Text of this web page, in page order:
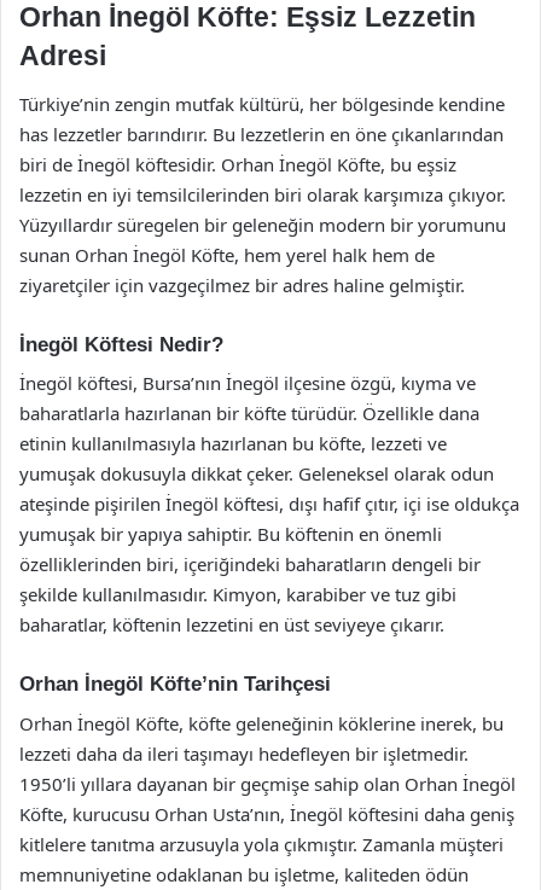
Orhan İnegöl Köfte: Eşsiz Lezzetin
Adresi
Türkiye’nin zengin mutfak kültürü, her bölgesinde kendine
has lezzetler barındırır. Bu lezzetlerin en öne çıkanlarından
biri de İnegöl köftesidir. Orhan İnegöl Köfte, bu eşsiz
lezzetin en iyi temsilcilerinden biri olarak karşımıza çıkıyor.
Yüzyıllardır süregelen bir geleneğin modern bir yorumunu
sunan Orhan İnegöl Köfte, hem yerel halk hem de
ziyaretçiler için vazgeçilmez bir adres haline gelmiştir.
İnegöl Köftesi Nedir?
İnegöl köftesi, Bursa’nın İnegöl ilçesine özgü, kıyma ve
baharatlarla hazırlanan bir köfte türüdür. Özellikle dana
etinin kullanılmasıyla hazırlanan bu köfte, lezzeti ve
yumuşak dokusuyla dikkat çeker. Geleneksel olarak odun
ateşinde pişirilen İnegöl köftesi, dışı hafif çıtır, içi ise oldukça
yumuşak bir yapıya sahiptir. Bu köftenin en önemli
özelliklerinden biri, içeriğindeki baharatların dengeli bir
şekilde kullanılmasıdır. Kimyon, karabiber ve tuz gibi
baharatlar, köftenin lezzetini en üst seviyeye çıkarır.
Orhan İnegöl Köfte’nin Tarihçesi
Orhan İnegöl Köfte, köfte geleneğinin köklerine inerek, bu
lezzeti daha da ileri taşımayı hedefleyen bir işletmedir.
1950’li yıllara dayanan bir geçmişe sahip olan Orhan İnegöl
Köfte, kurucusu Orhan Usta’nın, İnegöl köftesini daha geniş
kitlelere tanıtma arzusuyla yola çıkmıştır. Zamanla müşteri
memnuniyetine odaklanan bu işletme, kaliteden ödün